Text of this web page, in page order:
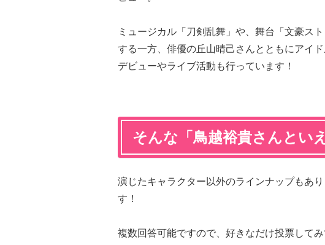
ミュージカル「刀剣乱舞」や、舞台「文豪ス
する一方、俳優の丘山晴己さんとともにアイ
デビューやライブ活動も行っています！
そんな「鳥越裕貴さんとい
演じたキャラクター以外のラインナップもあ
す！
複数回答可能ですので、好きなだけ投票してみ